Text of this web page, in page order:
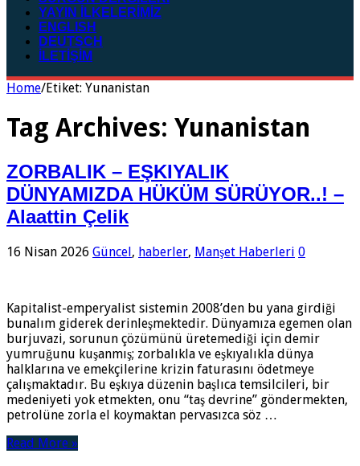
YAYIN İLKELERİMİZ
ENGLISH
DEUTSCH
İLETİŞİM
Home/Etiket: Yunanistan
Tag Archives: Yunanistan
ZORBALIK – EŞKIYALIK
DÜNYAMIZDA HÜKÜM SÜRÜYOR..! –
Alaattin Çelik
16 Nisan 2026 Güncel, haberler, Manşet Haberleri 0
Kapitalist-emperyalist sistemin 2008’den bu yana girdiği
bunalım giderek derinleşmektedir. Dünyamıza egemen olan
burjuvazi, sorunun çözümünü üretemediği için demir
yumruğunu kuşanmış; zorbalıkla ve eşkıyalıkla dünya
halklarına ve emekçilerine krizin faturasını ödetmeye
çalışmaktadır. Bu eşkıya düzenin başlıca temsilcileri, bir
medeniyeti yok etmekten, onu “taş devrine” göndermekten,
petrolüne zorla el koymaktan pervasızca söz …
Read More »